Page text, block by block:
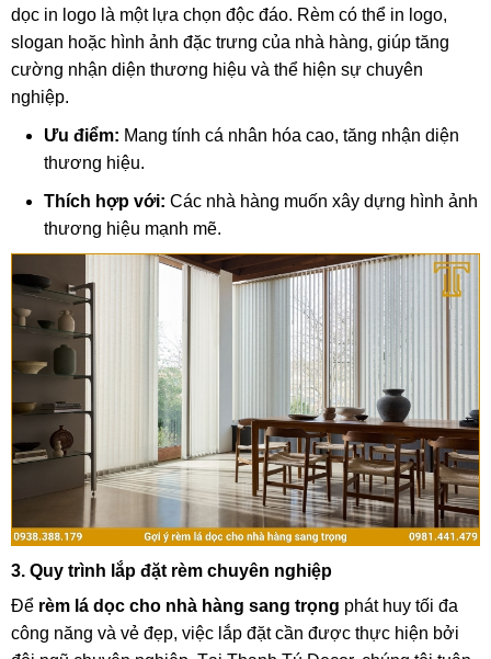
dọc in logo là một lựa chọn độc đáo. Rèm có thể in logo,
slogan hoặc hình ảnh đặc trưng của nhà hàng, giúp tăng
cường nhận diện thương hiệu và thể hiện sự chuyên
nghiệp.
Ưu điểm: Mang tính cá nhân hóa cao, tăng nhận diện
thương hiệu.
Thích hợp với: Các nhà hàng muốn xây dựng hình ảnh
thương hiệu mạnh mẽ.
3. Quy trình lắp đặt rèm chuyên nghiệp
Để rèm lá dọc cho nhà hàng sang trọng phát huy tối đa
công năng và vẻ đẹp, việc lắp đặt cần được thực hiện bởi